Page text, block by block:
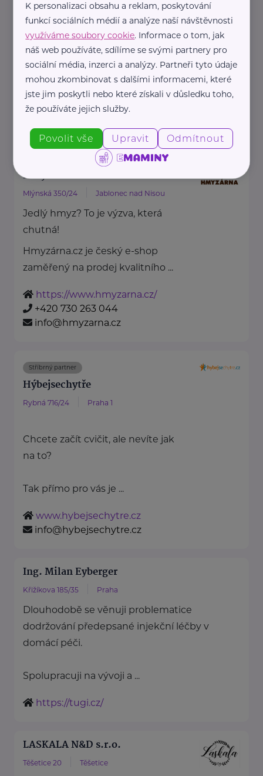
zdravotnické pomůcky a
hygienická řešení s dlouholetou
tradicí.
Zaměřuje ...
https://hartmanndirect.com/cs-cz
info@hartmanndirect.cz
Hmyzárna.cz
Mlýnská 350/24 Jablonec nad Nisou
Jedlý hmyz? To je výzva, která
chutná!
Hmyzárna.cz je český e-shop
zaměřený na prodej kvalitního ...
https://www.hmyzarna.cz/
+420 730 263 044
info@hmyzarna.cz
Stříbrný partner
Hýbejsechytře
Rybná 716/24 Praha 1
Chcete začít cvičit, ale nevíte jak
na to?
Tak přímo pro vás je ...
www.hybejsechytre.cz
info@hybejsechytre.cz
Ing. Milan Eyberger
Křižíkova 185/35 Praha
Dlouhodobě se věnuji problematice
dodržování předepsané injekční léčby v
domácí péči.
Spolupracuji na vývoji a ...
https://tugi.cz/
LASKALA N&D s.r.o.
Těšetice 20 Těšetice
K personalizaci obsahu a reklam, poskytování
funkcí sociálních médií a analýze naší návštěvnosti
využíváme soubory cookie. Informace o tom, jak
náš web používáte, sdílíme se svými partnery pro
sociální média, inzerci a analýzy. Partneři tyto údaje
mohou zkombinovat s dalšími informacemi, které
jste jim poskytli nebo které získali v důsledku toho,
že používáte jejich služby.
Povolit vše Upravit Odmítnout